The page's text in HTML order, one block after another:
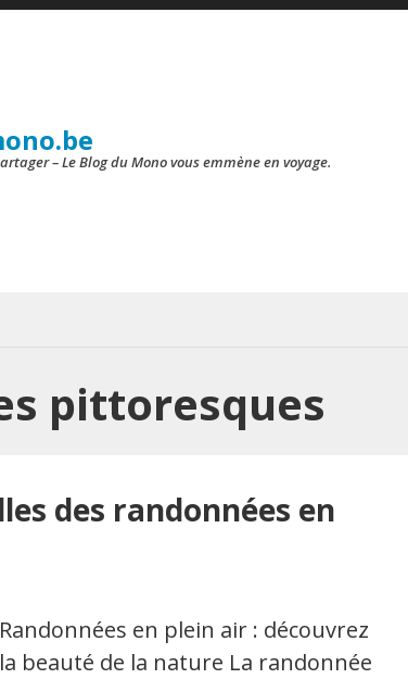
– Le Blog du Mono vous emmène en voyage.
pittoresques
des randonnées en
Randonnées en plein air : découvrez
la beauté de la nature La randonnée